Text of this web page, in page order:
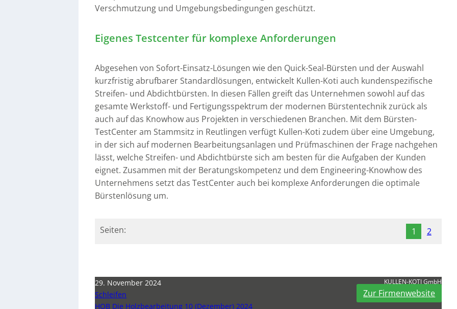
Verschmutzung und Umgebungsbedingungen geschützt.
Eigenes Testcenter für komplexe Anforderungen
Abgesehen von Sofort-Einsatz-Lösungen wie den Quick-Seal-Bürsten und der Auswahl
kurzfristig abrufbarer Standardlösungen, entwickelt Kullen-Koti auch kundenspezifische
Streifen- und Abdichtbürsten. In diesen Fällen greift das Unternehmen sowohl auf das
gesamte Werkstoff- und Fertigungsspektrum der modernen Bürstentechnik zurück als
auch auf das Knowhow aus Projekten in verschiedenen Branchen. Mit dem Bürsten-
TestCenter am Stammsitz in Reutlingen verfügt Kullen-Koti zudem über eine Umgebung,
in der sich auf modernen Bearbeitungsanlagen und Prüfmaschinen der Frage nachgehen
lässt, welche Streifen- und Abdichtbürste sich am besten für die Aufgaben der Kunden
eignet. Zusammen mit der Beratungskompetenz und dem Engineering-Knowhow des
Unternehmens setzt das TestCenter auch bei komplexe Anforderungen die optimale
Bürstenlösung um.
Seiten: 1 2
29. November 2024
Schleifen
HOB Die Holzbearbeitung 10 (Dezember) 2024
KULLEN-KOTI GmbH
Zur Firmenwebsite